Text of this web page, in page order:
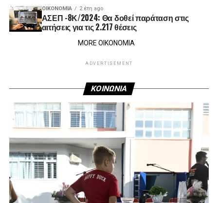
ΟΙΚΟΝΟΜΊΑ 2 έτη ago
ΑΣΕΠ -8Κ/2024: Θα δοθεί παράταση στις
αιτήσεις για τις 2.217 θέσεις
MORE ΟΙΚΟΝΟΜΙΑ
ADVERTISEMENT
ΚΟΙΝΩΝΙΑ